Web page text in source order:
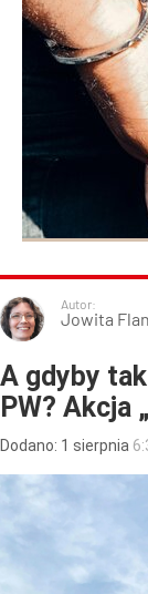
Autor:
Jowita
A gdyby
PW? Akcja
Dodano: 1 sierpnia